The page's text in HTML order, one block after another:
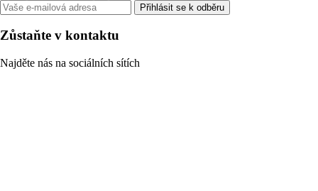
Přihlásit se k odběru
Zůstaňte v kontaktu
Najděte nás na sociálních sítích